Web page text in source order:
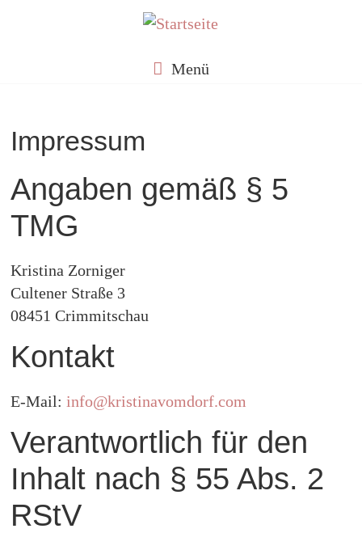
Kristina
vom
Dorf
Egal
ich
bin,
ich
bleibe
vom
Dorf.
Menü
Impressum
Angaben gemäß § 5
TMG
Kristina Zorniger
Cultener Straße 3
08451 Crimmitschau
Kontakt
E-Mail: info@kristinavomdorf.com
Verantwortlich für den
Inhalt nach § 55 Abs. 2
RStV